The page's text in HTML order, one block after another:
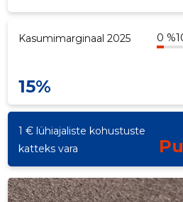
Kasumimarginaal 2025 0 %
15%
1 € lühiajaliste kohustuste
katteks vara